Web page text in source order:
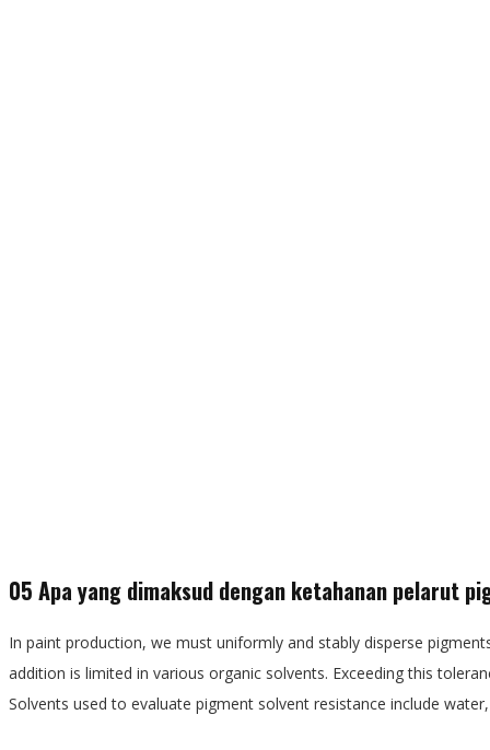
05 Apa yang dimaksud dengan ketahanan pelarut
In paint production, we must uniformly and stably disperse
addition is limited in various organic solvents. Exceeding this
Solvents used to evaluate pigment solvent resistance include